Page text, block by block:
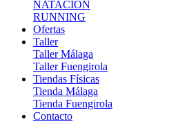
NATACIÓN
RUNNING
Ofertas
Taller
Taller Málaga
Taller Fuengirola
Tiendas Físicas
Tienda Málaga
Tienda Fuengirola
Contacto